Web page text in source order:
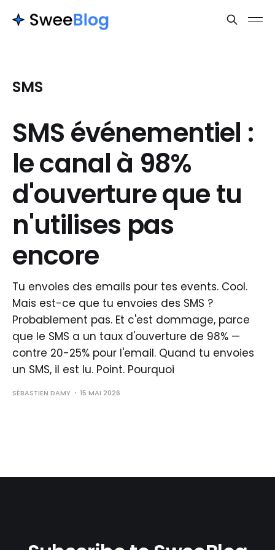
SMS
SMS événementiel :
le canal à 98%
d'ouverture que tu
n'utilises pas
encore
Tu envoies des emails pour tes events. Cool.
Mais est-ce que tu envoies des SMS ?
Probablement pas. Et c'est dommage, parce
que le SMS a un taux d'ouverture de 98% —
contre 20-25% pour l'email. Quand tu envoies
un SMS, il est lu. Point. Pourquoi
SÉBASTIEN DAMY 15 MAI 2026